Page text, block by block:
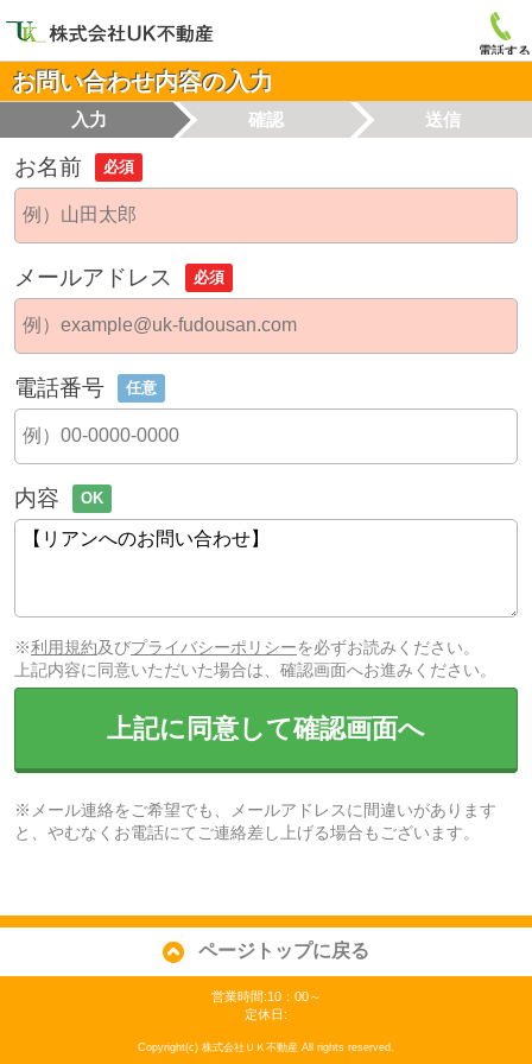
電話する
お問い合わせ内容の入力
入力 確認 送信
お名前 必須
メールアドレス 必須
電話番号 任意
内容 OK
※利用規約及びプライバシーポリシーを必ずお読みください。
上記内容に同意いただいた場合は、確認画面へお進みください。
上記に同意して確認画面へ
※メール連絡をご希望でも、メールアドレスに間違いがあります
と、やむなくお電話にてご連絡差し上げる場合もございます。
ページトップに戻る
営業時間:10：00～
定休日:
Copyright(c) 株式会社ＵＫ不動産 All rights reserved.